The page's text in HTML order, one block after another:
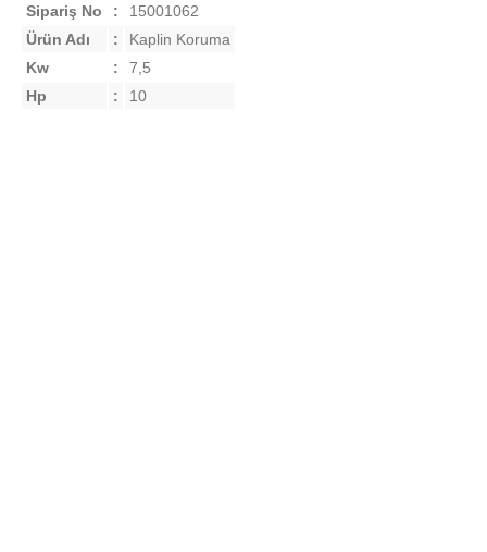
Sipariş No :
15001062
Ürün Adı
:
Kaplin Koruma
Kw
:
7,5
Hp
: 10